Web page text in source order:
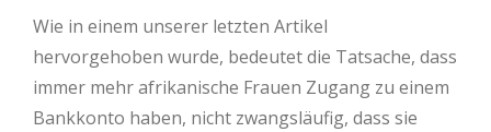
Wie in einem unserer letzten Artikel
hervorgehoben wurde, bedeutet die Tatsache, dass
immer mehr afrikanische Frauen Zugang zu einem
Bankkonto haben, nicht zwangsläufig, dass sie